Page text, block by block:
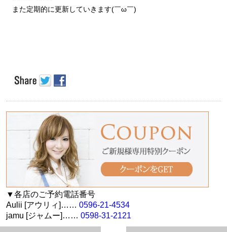
また定期的に更新していきます(￣ω￣)
▼各店のご予約電話番号
Aulii [アウリィ]…… 0596-21-4534
jamu [ジャムー]…… 0598-31-2121